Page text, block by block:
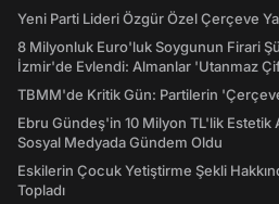
Yeni Parti Lideri Özgür Özel Çerçeve
8 Milyonluk Euro'luk Soygunun Firari
İzmir'de Evlendi: Almanlar 'Utanmaz
TBMM'de Kritik Gün: Partilerin
Ebru Gündeş'in 10 Milyon TL'lik Estetik
Sosyal Medyada Gündem Oldu
Eskilerin Çocuk Yetiştirme Şekli
Topladı